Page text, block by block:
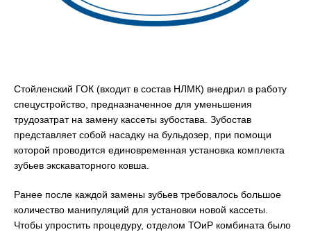
Стойленский ГОК (входит в состав НЛМК) внедрил в работу
спецустройство, предназначенное для уменьшения
трудозатрат на замену кассеты зубостава. Зубостав
представляет собой насадку на бульдозер, при помощи
которой проводится единовременная установка комплекта
зубьев экскаваторного ковша.
Ранее после каждой замены зубьев требовалось большое
количество манипуляций для установки новой кассеты.
Чтобы упростить процедуру, отделом ТОиР комбината было